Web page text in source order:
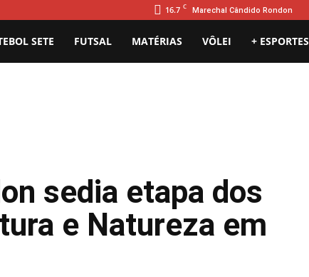
16.7 C Marechal Cândido Rondon
SETE FUTSAL MATÉRIAS VÔLEI + ESPORTES
sedia etapa dos
e Natureza em